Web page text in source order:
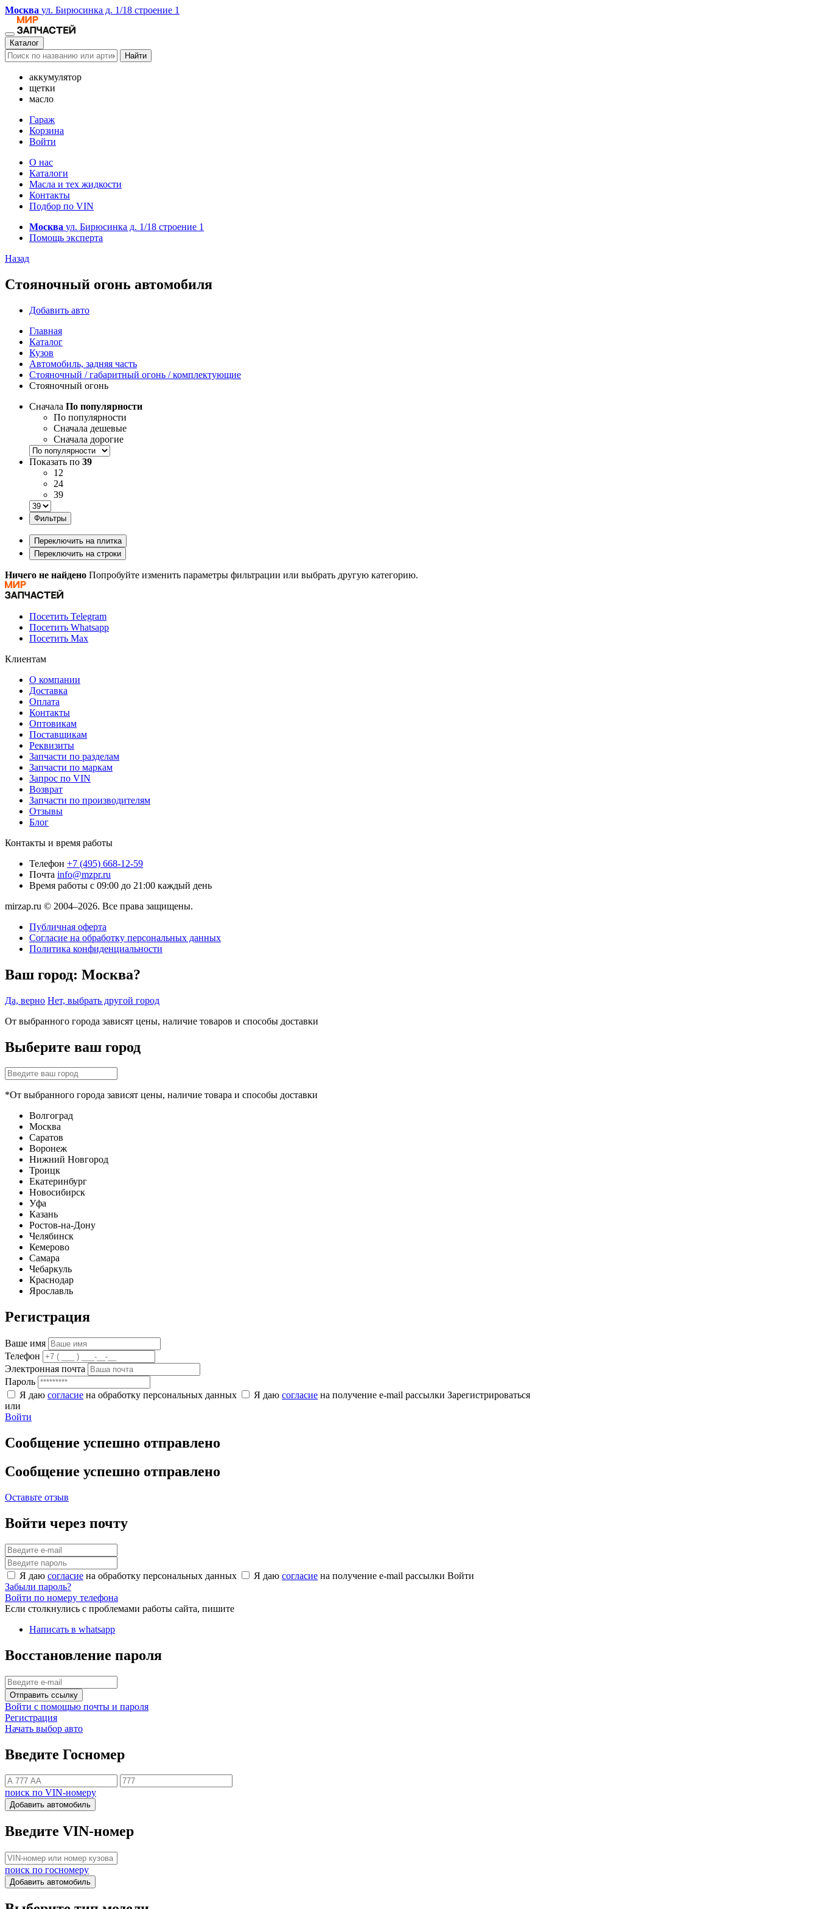
Москва ул. Бирюсинка д. 1/18 строение 1
Каталог
Найти
аккумулятор
щетки
масло
Гараж
Корзина
Войти
О нас
Каталоги
Масла и тех жидкости
Контакты
Подбор по VIN
Москва ул. Бирюсинка д. 1/18 строение 1
Помощь эксперта
Назад
Стояночный огонь автомобиля
Добавить авто
Главная
Каталог
Кузов
Автомобиль, задняя часть
Стояночный / габаритный огонь / комплектующие
Стояночный огонь
Сначала По популярности
По популярности
Сначала дешевые
Сначала дорогие
Показать по 39
12
24
39
Фильтры
Переключить на плитка
Переключить на строки
Ничего не найдено Попробуйте изменить параметры фильтрации или выбрать другую категорию.
Посетить Telegram
Посетить Whatsapp
Посетить Max
Клиентам
О компании
Доставка
Оплата
Контакты
Оптовикам
Поставщикам
Реквизиты
Запчасти по разделам
Запчасти по маркам
Запрос по VIN
Возврат
Запчасти по производителям
Отзывы
Блог
Контакты и время работы
Телефон +7 (495) 668-12-59
Почта info@mzpr.ru
Время работы с 09:00 до 21:00 каждый день
mirzap.ru © 2004–2026. Все права защищены.
Публичная оферта
Согласие на обработку персональных данных
Политика конфиденциальности
Ваш город: Москва?
Да, верно Нет, выбрать другой город
От выбранного города зависят цены, наличие товаров и способы доставки
Выберите ваш город
*От выбранного города зависят цены, наличие товара и способы доставки
Волгоград
Москва
Саратов
Воронеж
Нижний Новгород
Троицк
Екатеринбург
Новосибирск
Уфа
Казань
Ростов-на-Дону
Челябинск
Кемерово
Самара
Чебаркуль
Краснодар
Ярославль
Регистрация
Ваше имя
Телефон
Электронная почта
Пароль
Я даю согласие на обработку персональных данных Я даю согласие на получение e-mail рассылки Зарегистрироваться
или
Войти
Сообщение успешно отправлено
Сообщение успешно отправлено
Оставьте отзыв
Войти через почту
Я даю согласие на обработку персональных данных Я даю согласие на получение e-mail рассылки Войти
Забыли пароль?
Войти по номеру телефона
Если столкнулись с проблемами работы сайта, пишите
Написать в whatsapp
Восстановление пароля
Отправить ссылку
Войти с помощью почты и пароля
Регистрация
Начать выбор авто
Введите Госномер
поиск по VIN-номеру
Добавить автомобиль
Введите VIN-номер
поиск по госномеру
Добавить автомобиль